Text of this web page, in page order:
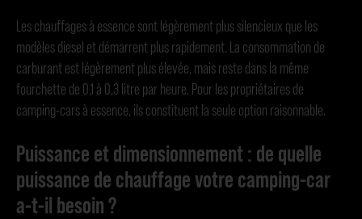
Les chauffages à essence sont légèrement plus silencieux que les
modèles diesel et démarrent plus rapidement. La consommation de
carburant est légèrement plus élevée, mais reste dans la même
fourchette de 0,1 à 0,3 litre par heure. Pour les propriétaires de
camping-cars à essence, ils constituent la seule option raisonnable.
Puissance et dimensionnement : de quelle
puissance de chauffage votre camping-car
a-t-il besoin ?